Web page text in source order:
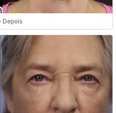
Depois